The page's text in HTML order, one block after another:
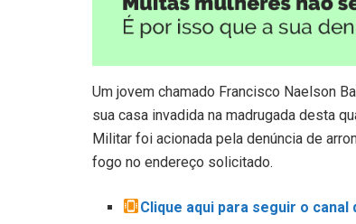
Um jovem chamado Francisco Naelson
sua casa invadida na madrugada desta
Militar foi acionada pela denúncia de
fogo no endereço solicitado.
Clique aqui para seguir o canal